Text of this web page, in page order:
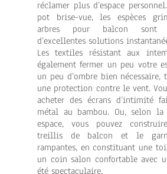
réclamer plus d’espace
pot brise-vue, les espèces
arbres pour balcon sont
d’excellentes solutions
Les textiles résistant aux
également fermer un peu votre
un peu d’ombre bien nécessaire,
une protection contre le vent.
acheter des écrans d’intimité
métal au bambou. Ou, selon
espace, vous pouvez
treillis de balcon et le
rampantes, en constituant une
un coin salon confortable avec
été spectaculaire.